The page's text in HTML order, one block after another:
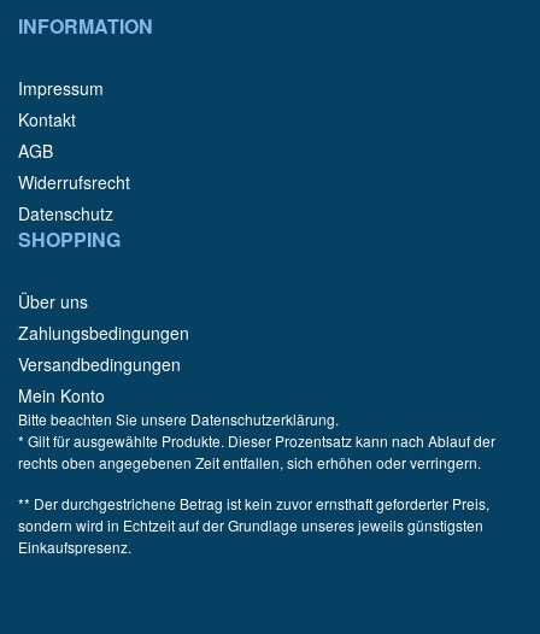
INFORMATION
Impressum
Kontakt
AGB
Widerrufsrecht
Datenschutz
SHOPPING
Über uns
Zahlungsbedingungen
Versandbedingungen
Mein Konto
Bitte beachten Sie unsere Datenschutzerklärung.
* Gilt für ausgewählte Produkte. Dieser Prozentsatz kann nach Ablauf der
rechts oben angegebenen Zeit entfallen, sich erhöhen oder verringern.
** Der durchgestrichene Betrag ist kein zuvor ernsthaft geforderter Preis,
sondern wird in Echtzeit auf der Grundlage unseres jeweils günstigsten
Einkaufspresenz.